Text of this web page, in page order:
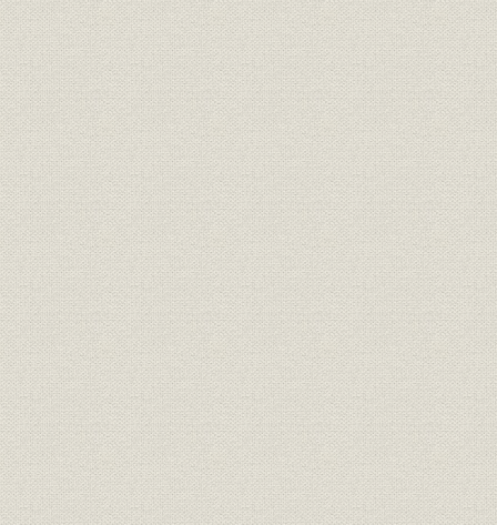
12.電気供給事業
13.ひらかた大菊人形の歴史
14.ひらかたパークの歴史
15.京阪グラウンド
16.成田山大阪別院の誘致
17.京阪京橋駅ビル
18.天満橋と京阪ビルディング、OMMビル
19.乗車券ギャラリー
20.京阪電鉄のイメージキャラクターたち
21.路線案内図
22.琵琶湖の舟運と玄関口・浜大津